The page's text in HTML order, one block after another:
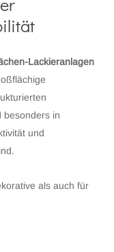
Lackieranlagen
besonders in
und
als auch für